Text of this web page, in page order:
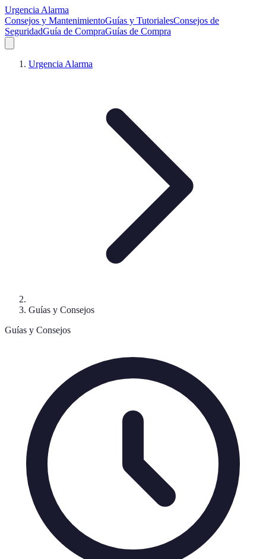
Urgencia Alarma
Consejos y MantenimientoGuías y TutorialesConsejos de
SeguridadGuía de CompraGuías de Compra
Urgencia Alarma
Guías y Consejos
Guías y Consejos